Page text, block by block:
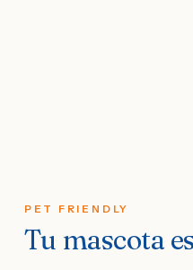
PET FRIENDLY
Tu mascota